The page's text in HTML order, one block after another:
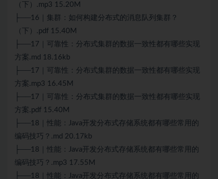
（下）.mp3 15.20M
├──16｜集群：如何构建分布式的消息队列集群？
（下）.pdf 15.40M
├──17｜可靠性：分布式集群的数据一致性都有哪些实现
方案.md 18.16kb
├──17｜可靠性：分布式集群的数据一致性都有哪些实现
方案.mp3 16.45M
├──17｜可靠性：分布式集群的数据一致性都有哪些实现
方案.pdf 15.40M
├──18｜性能：
Java开发分布式存储系统都有哪些常用的
编码技巧？.md 20.17kb
├──18｜性能：
Java开发分布式存储系统都有哪些常用的
编码技巧？.mp3 17.55M
├──18｜性能：Java开发分布式存储系统都有哪些常用的